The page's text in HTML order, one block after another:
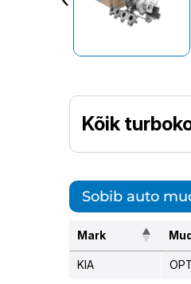
Kõik
Sobib auto
Mark
KIA